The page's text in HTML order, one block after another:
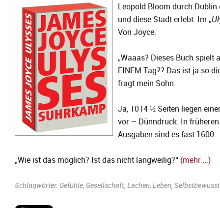
Leopold Bloom durch Dublin
und diese Stadt erlebt. Im „
Von Joyce.
„Waaas? Dieses Buch spielt
EINEM Tag?? Das ist ja so
fragt mein Sohn.
Ja, 1014 ½ Seiten liegen
vor – Dünndruck. In früheren
Ausgaben sind es fast 1600.
„Wie ist das möglich? Ist das nicht langweilig?“ (mehr …)
Schlagwörter: Gefühle, Gesellschaft, Lachen, Leben,